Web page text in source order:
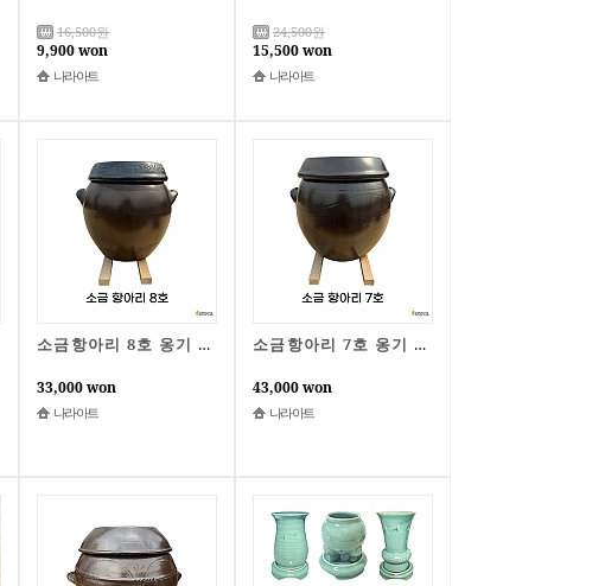
16,500원
9,900 won
나라아트
24,500원
15,500 won
나라아트
소금항아리 8호 옹기 전통옹기 국내 자체제작 소금보관 간수항아리 나라아트
33,000 won
나라아트
소금항아리 7호 옹기 전통옹기 국내 자체제작 소금보관 간수항아리 나라아트
43,000 won
나라아트